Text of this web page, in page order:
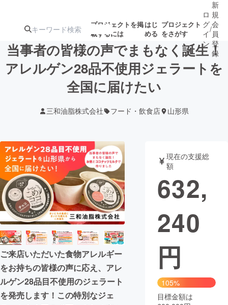
プロジェクトを掲
載するには
はじ
める
プロジェクト
をさがす
注目のリ 注目の新着プロ募集終了が近いプ
ロジェクト
テクノロジー・ガジェット
映像・映画 書籍・雑誌
ビジネス・起業 チャレンジ
まちづくり・地域活性化
CAMPFIRE for Social Good
CAMPFIRE Creation
CAMPFIREふるさと納税
コミュニティ
ロ
グ
イ
ン
/
新
規
会
員
登
録
当事者の皆様の声でまもなく誕生！
アレルゲン28品不使用ジェラートを
全国に届けたい
三和油脂株式会社 フード・飲食店 山形県
ご来店いただいた食物アレルギー
をお持ちの皆様の声に応え、アレ
ルゲン28品目不使用のジェラート
を発売します！この特別なジェ
現在の支援総
額
632,
240
円
105%
目標金額は